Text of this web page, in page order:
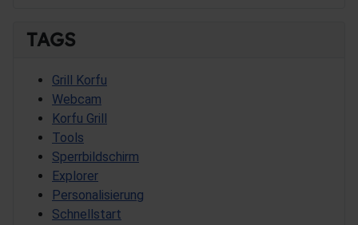
TAGS
Grill Korfu
Webcam
Korfu Grill
Tools
Sperrbildschirm
Explorer
Personalisierung
Schnellstart